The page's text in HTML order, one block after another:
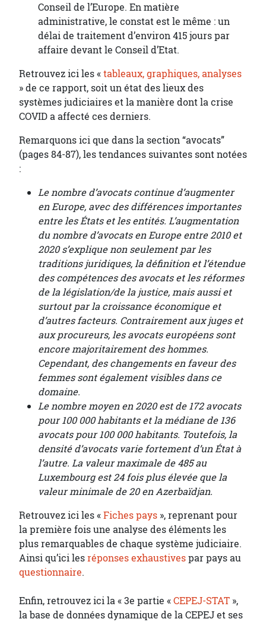
Conseil de l’Europe. En matière
administrative, le constat est le même : un
délai de traitement d’environ 415 jours par
affaire devant le Conseil d’Etat.
Retrouvez ici les «tableaux, graphiques, analyses
» de ce rapport, soit un état des lieux des
systèmes judiciaires et la manière dont la crise
COVID a affecté ces derniers.
Remarquons ici que dans la section “avocats”
(pages 84-87), les tendances suivantes sont notées
:
Le nombre d’avocats continue d’augmenter
en Europe, avec des différences importantes
entre les États et les entités. L’augmentation
du nombre d’avocats en Europe entre 2010 et
2020 s’explique non seulement par les
traditions juridiques, la définition et l’étendue
des compétences des avocats et les réformes
de la législation/de la justice, mais aussi et
surtout par la croissance économique et
d’autres facteurs. Contrairement aux juges et
aux procureurs, les avocats européens sont
encore majoritairement des hommes.
Cependant, des changements en faveur des
femmes sont également visibles dans ce
domaine.
Le nombre moyen en 2020 est de 172 avocats
pour 100 000 habitants et la médiane de 136
avocats pour 100 000 habitants. Toutefois, la
densité d’avocats varie fortement d’un État à
l’autre. La valeur maximale de 485 au
Luxembourg est 24 fois plus élevée que la
valeur minimale de 20 en Azerbaïdjan.
Retrouvez ici les «Fiches pays », reprenant pour
la première fois une analyse des éléments les
plus remarquables de chaque système judiciaire.
Ainsi qu’ici lesréponses exhaustivespar pays au
questionnaire.
Enfin, retrouvez ici la « 3e partie «CEPEJ-STAT »,
la base de données dynamique de la CEPEJ et ses